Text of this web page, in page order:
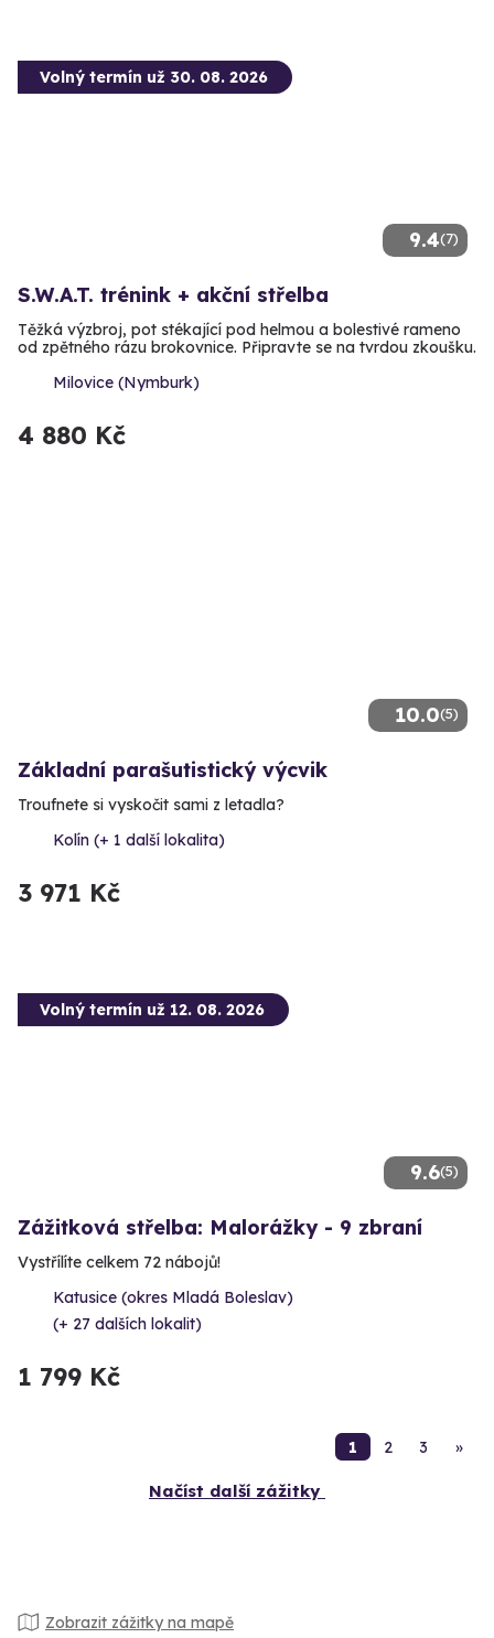
9.4(7)
Volný termín už 30. 08. 2026
S.W.A.T. trénink + akční střelba
Těžká výzbroj, pot stékající pod helmou a bolestivé rameno
od zpětného rázu brokovnice. Připravte se na tvrdou zkoušku.
Milovice (Nymburk)
4 880 Kč
10.0(5)
Základní parašutistický výcvik
Troufnete si vyskočit sami z letadla?
Kolín (+ 1 další lokalita)
3 971 Kč
9.6(5)
Volný termín už 12. 08. 2026
Zážitková střelba: Malorážky - 9 zbraní
Vystřílíte celkem 72 nábojů!
Katusice (okres Mladá Boleslav)
(+ 27 dalších lokalit)
1 799 Kč
1 2 3 »
Načíst další zážitky
Zobrazit zážitky na mapě